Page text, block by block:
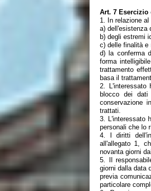
Art. 7 Esercizio
1. In relazione
a) dell'esistenza
b) degli estremi
c) delle finalità e
d) la conferma
forma
trattamento
basa il
2. L'interessato
blocco dei
conservazione
trattati.
3. L'interessato
personali che lo
4. I diritti
all'allegato 1,
novanta giorni
5. Il
giorni dalla data
previa
particolare